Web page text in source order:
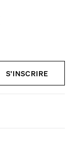
S'INSCRIRE